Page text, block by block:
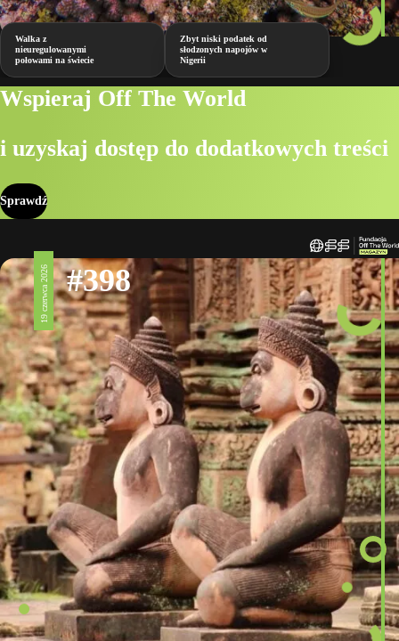
Walka z
nieuregulowanymi
połowami na świecie
Zbyt niski podatek od
słodzonych napojów w
Nigerii
Wspieraj Off The World
i uzyskaj dostęp do dodatkowych treści
Sprawdź
19 czerwca 2026 #398